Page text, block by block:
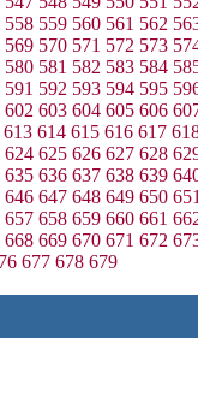
558 559 560 561 562
569 570 571 572 573
580 581 582 583 584
591 592 593 594 595
602 603 604 605 606
613 614 615 616 617
624 625 626 627 628
635 636 637 638 639
646 647 648 649 650
657 658 659 660 661
668 669 670 671 672
677 678 679